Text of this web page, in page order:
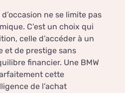
d’occasion ne se limite pas
C’est un choix qui
celle d’accéder à un
et de prestige sans
financier. Une BMW
cette
de l’achat